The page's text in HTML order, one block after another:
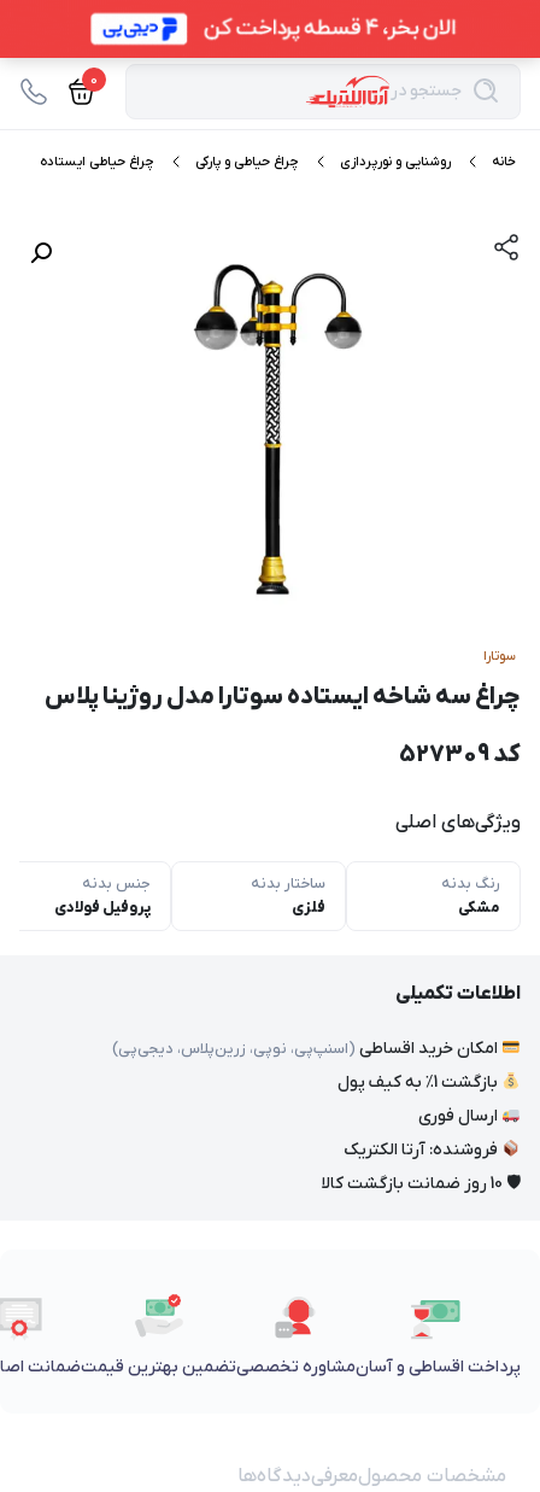
جستجو در 0
خانه روشنایی و نورپردازی چراغ حیاطی و پارکی چراغ حیاطی ایستاده
سوتارا
چراغ سه شاخه ایستاده سوتارا مدل روژینا پلاس
کد 527309
ویژگی‌های اصلی
رنگ بدنه
مشکی
ساختار بدنه
فلزی
جنس بدنه
پروفیل فولادی
اطلاعات تکمیلی
امکان خرید اقساطی (اسنپ‌پی، نوپی، زرین‌پلاس، دیجی‌پی)
بازگشت 1٪ به کیف پول
ارسال فوری
فروشنده: آرتا الکتریک
🛡 10 روز ضمانت بازگشت کالا
پرداخت اقساطی و آسانمشاوره تخصصیتضمین بهترین قیمتضمانت
مشخصات محصولمعرفیدیدگاه‌ها